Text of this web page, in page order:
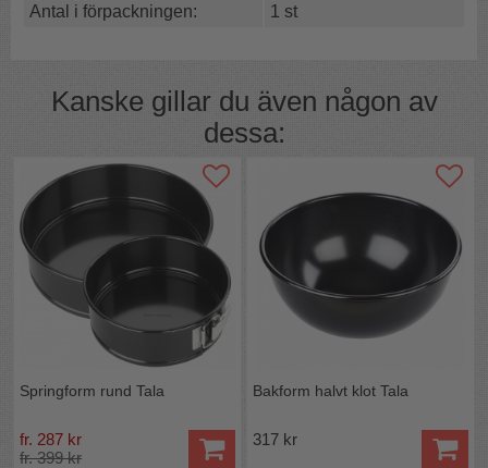
Använd helst redskap av silikon, plast eller trä som inte
PFOA/PTFE-fri non-stick-coating.
Antal i förpackningen:
1 st
Kanske gillar du även någon av
dessa:
Springform rund Tala
fr. 287 kr
fr. 399 kr
Bakform halvt klot Tala
317 kr